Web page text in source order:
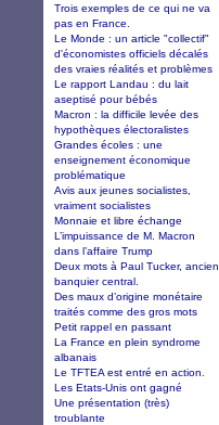
Trois exemples de ce qui ne va
pas en France.
Le Monde : un article "collectif"
d'économistes officiels décalés
des vraies réalités et problèmes
Le rapport Landau : du lait
aseptisé pour bébés
Macron : la difficile levée des
hypothèques électoralistes
Grandes écoles : une
enseignement économique
problématique
Avis aux jeunes socialistes,
vraiment socialistes
Monnaie et libre échange
L’impuissance de M. Macron
dans l’affaire Trump
Deux mots à Paul Tucker, ancien
banquier central.
Des maux d’origine monétaire
traités comme des gros mots
Petit rappel en passant
La France en plein syndrome
albanais
Le TFTEA est entré en action.
Les Etats-Unis ont gagné
Une présentation (très)
troublante